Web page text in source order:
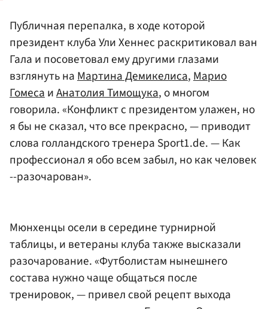
Публичная перепалка, в ходе которой
президент клуба Ули Хеннес раскритиковал ван
Гала и посоветовал ему другими глазами
взглянуть наМартина Демикелиса,Марио
ГомесаиАнатолия Тимощука, о многом
говорила. «Конфликт с президентом улажен, но
я бы не сказал, что все прекрасно, — приводит
слова голландского тренера Sport1.de. — Как
профессионал я обо всем забыл, но как человек
--разочарован».
Мюнхенцы осели в середине турнирной
таблицы, и ветераны клуба также высказали
разочарование. «Футболистам нынешнего
состава нужно чаще общаться после
тренировок, — привел свой рецепт выхода